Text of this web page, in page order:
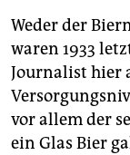
Weder der
waren 1933
Journalist hier
vor allem der
ein Glas Bier